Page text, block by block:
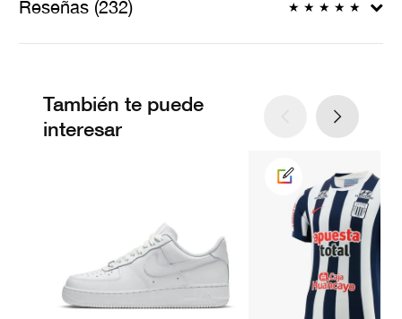
Reseñas (232) ★ ★ ★ ★ ★
También te puede
interesar